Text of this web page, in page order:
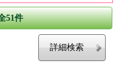
]全51件
詳細検索